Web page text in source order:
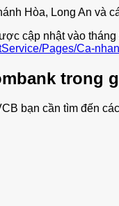
Hòa, Long An và
cập nhật vào
Pages/Ca-
trong
bạn cần tìm đến